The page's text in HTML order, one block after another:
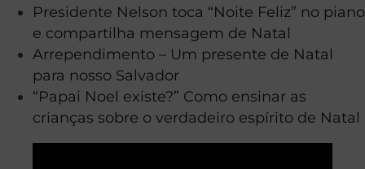
Presidente Nelson toca “Noite Feliz” no piano
e compartilha mensagem de Natal
Arrependimento – Um presente de Natal
para nosso Salvador
“Papai Noel existe?” Como ensinar as
crianças sobre o verdadeiro espírito de Natal